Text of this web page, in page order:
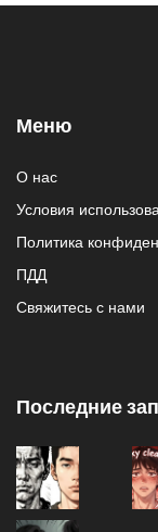
Меню
О нас
Условия
Политика
ПДД
Свяжитесь с нами
Последние